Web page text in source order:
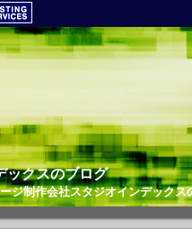
ックスのブログ
ジ制作会社スタジオインデックス